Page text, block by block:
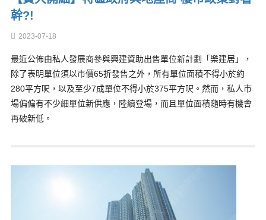
幹?!
2023-07-18
最近公佈由私人發展商參與興建資助出售單位新計劃「樂建居」，
除了表明單位須以市價65折發售之外，所有單位面積不得小於約
280平方呎，以及至少7成單位不得小於375平方呎。然而，私人市
場偏偏有不少細單位新供應，陸續登場，而且單位面積隨時有機會
再破新低。